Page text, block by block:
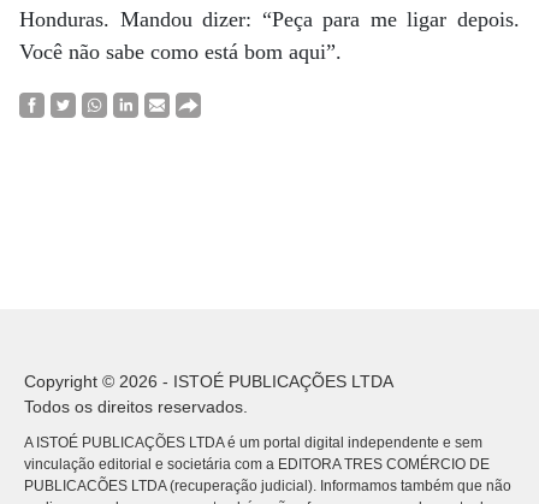
Honduras. Mandou dizer: “Peça para me ligar depois.
Você não sabe como está bom aqui”.
Copyright © 2026 - ISTOÉ PUBLICAÇÕES LTDA
Todos os direitos reservados.
A ISTOÉ PUBLICAÇÕES LTDA é um portal digital independente e sem
vinculação editorial e societária com a EDITORA TRES COMÉRCIO DE
PUBLICACÕES LTDA (recuperação judicial). Informamos também que não